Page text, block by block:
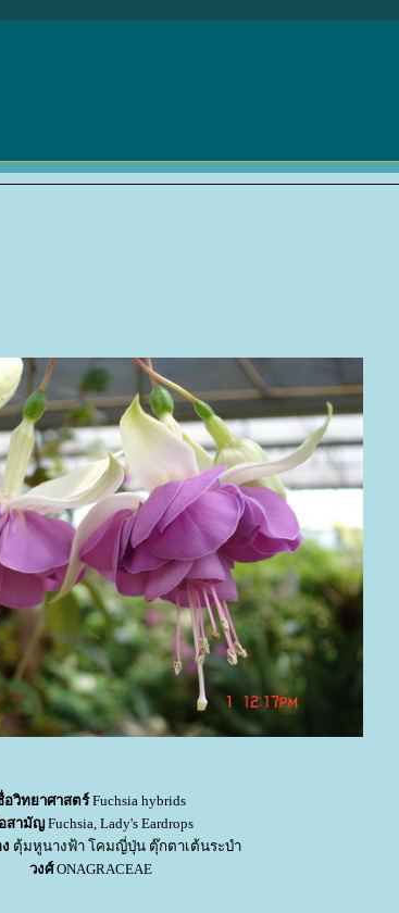
อวิทยาศาสตร์Fuchsia hybrids
สามัญFuchsia, Lady's Eardrops
ตุ้มหูนางฟ้า โคมญี่ปุ่น ตุ๊กตาเต้นระบำ
วงศ์ONAGRACEAE